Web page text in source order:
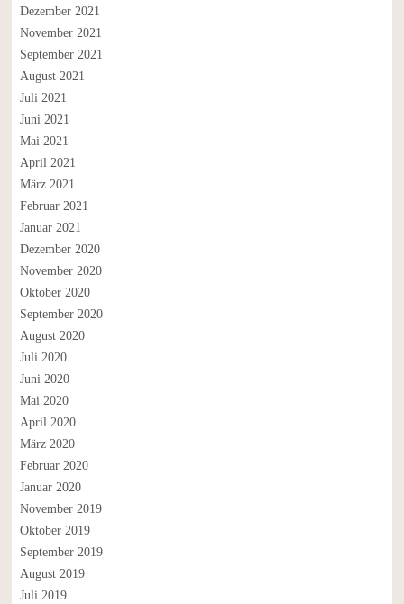
Dezember 2021
November 2021
September 2021
August 2021
Juli 2021
Juni 2021
Mai 2021
April 2021
März 2021
Februar 2021
Januar 2021
Dezember 2020
November 2020
Oktober 2020
September 2020
August 2020
Juli 2020
Juni 2020
Mai 2020
April 2020
März 2020
Februar 2020
Januar 2020
November 2019
Oktober 2019
September 2019
August 2019
Juli 2019